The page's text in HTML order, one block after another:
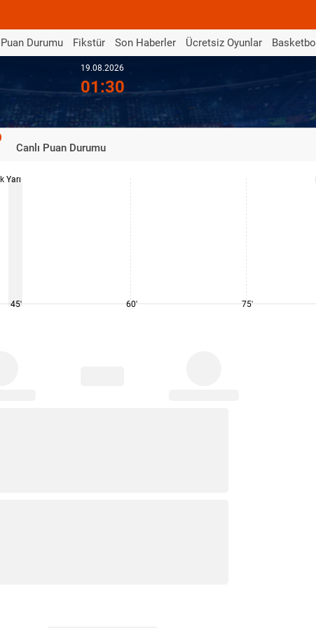
Puan Durumu Fikstür Son Haberler Ücretsiz Oyunlar Basketbol
19.08.2026
01:30
Canlı Puan Durumu
İlk Yarı
45' 60' 75'